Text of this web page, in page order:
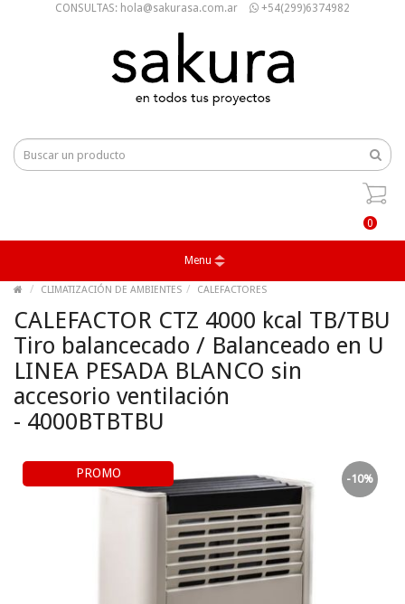
CONSULTAS: hola@sakurasa.com.ar +54(299)6374982
0
Menu
CLIMATIZACIÓN DE AMBIENTES CALEFACTORES
CALEFACTOR CTZ 4000 kcal TB/TBU
Tiro balancecado / Balanceado en U
LINEA PESADA BLANCO sin
accesorio ventilación
- 4000BTBTBU
PROMO -10%